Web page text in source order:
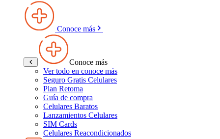
Conoce más
Conoce más
Ver todo en conoce más
Seguro Gratis Celulares
Plan Retoma
Guía de compra
Celulares Baratos
Lanzamientos Celulares
SIM Cards
Celulares Reacondicionados